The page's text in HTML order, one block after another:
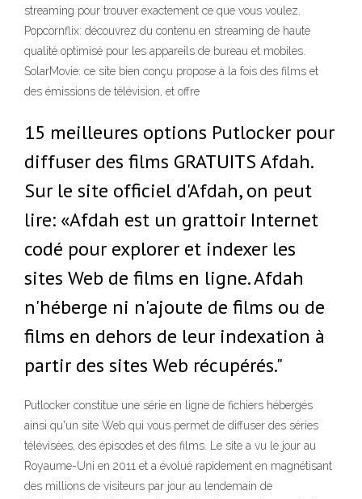
streaming pour trouver exactement ce que vous voulez.
Popcornflix: découvrez du contenu en streaming de haute
qualité optimisé pour les appareils de bureau et mobiles.
SolarMovie: ce site bien conçu propose à la fois des films et
des émissions de télévision, et offre
15 meilleures options Putlocker pour
diffuser des films GRATUITS Afdah.
Sur le site officiel d'Afdah, on peut
lire: «Afdah est un grattoir Internet
codé pour explorer et indexer les
sites Web de films en ligne. Afdah
n'héberge ni n'ajoute de films ou de
films en dehors de leur indexation à
partir des sites Web récupérés."
Putlocker constitue une série en ligne de fichiers hébergés
ainsi qu'un site Web qui vous permet de diffuser des séries
télévisées, des épisodes et des films. Le site a vu le jour au
Royaume-Uni en 2011 et a évolué rapidement en magnétisant
des millions de visiteurs par jour au lendemain de